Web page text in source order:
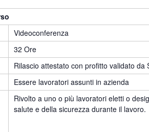
Videoconferenza
32 Ore
Rilascio attestato con profitto validato da
Essere lavoratori assunti in azienda
Rivolto a uno o più lavoratori eletti o
salute e della sicurezza durante il lavoro.